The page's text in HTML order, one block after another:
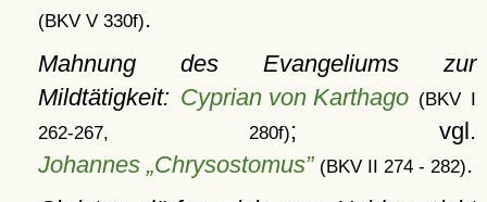
(BKV V 330f).
Mahnung des Evangeliums zur
Mildtätigkeit: Cyprian von Karthago (BKV I
262-267, 280f); vgl.
Johannes „Chrysostomus” (BKV II 274 - 282).